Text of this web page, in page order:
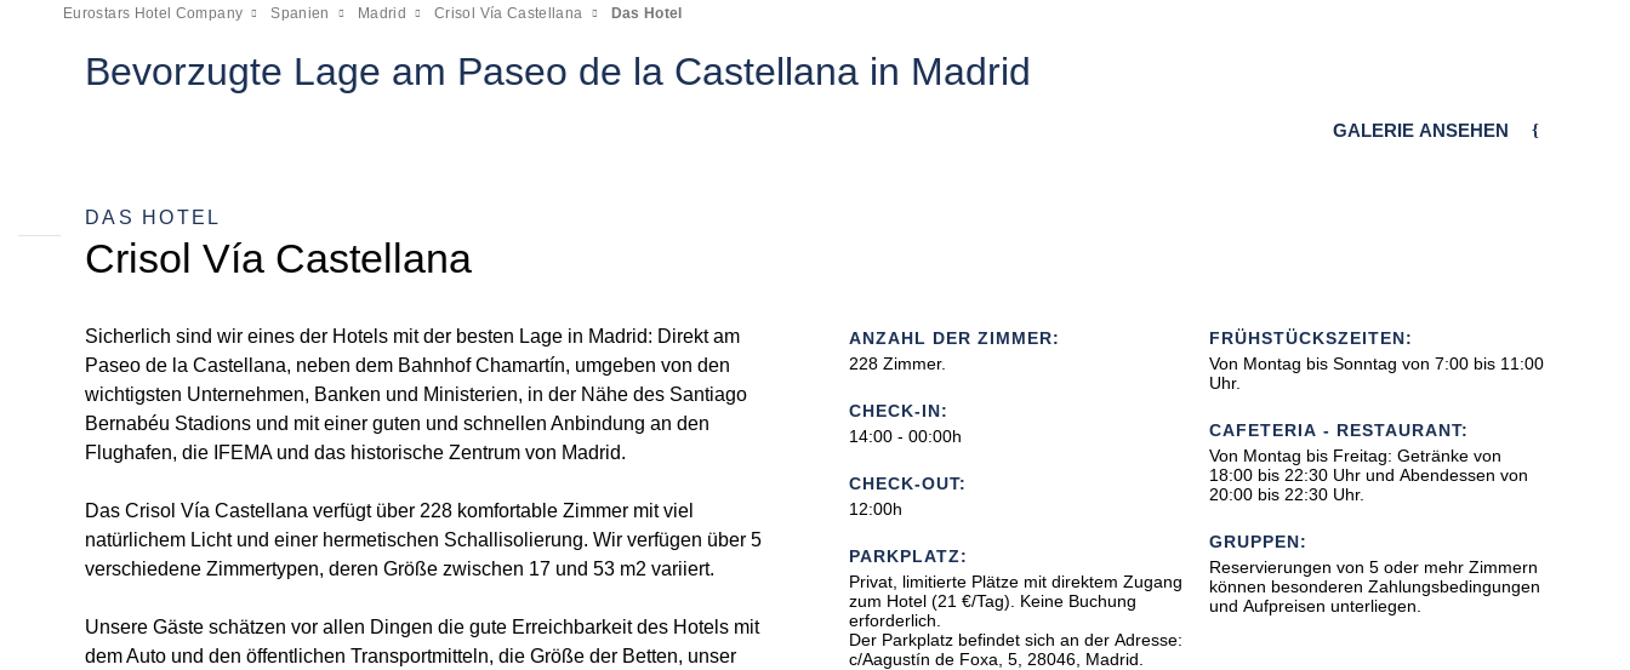
Eurostars Hotel Company Spanien Madrid Crisol Vía Castellana Das Hotel
Bevorzugte Lage am Paseo de la Castellana in Madrid
GALERIE ANSEHEN
DAS HOTEL
Crisol Vía Castellana
Sicherlich sind wir eines der Hotels mit der besten Lage in Madrid: Direkt am
Paseo de la Castellana, neben dem Bahnhof Chamartín, umgeben von den
wichtigsten Unternehmen, Banken und Ministerien, in der Nähe des Santiago
Bernabéu Stadions und mit einer guten und schnellen Anbindung an den
Flughafen, die IFEMA und das historische Zentrum von Madrid.
Das Crisol Vía Castellana verfügt über 228 komfortable Zimmer mit viel
natürlichem Licht und einer hermetischen Schallisolierung. Wir verfügen über 5
verschiedene Zimmertypen, deren Größe zwischen 17 und 53 m2 variiert.
Unsere Gäste schätzen vor allen Dingen die gute Erreichbarkeit des Hotels mit
dem Auto und den öffentlichen Transportmitteln, die Größe der Betten, unser
ANZAHL DER ZIMMER:
228 Zimmer.
CHECK-IN:
14:00 - 00:00h
CHECK-OUT:
12:00h
PARKPLATZ:
Privat, limitierte Plätze mit direktem Zugang
zum Hotel (21 €/Tag). Keine Buchung
erforderlich.
Der Parkplatz befindet sich an der Adresse:
c/Aagustín de Foxa, 5, 28046, Madrid.
FRÜHSTÜCKSZEITEN:
Von Montag bis Sonntag von 7:00 bis 11:00
Uhr.
CAFETERIA - RESTAURANT:
Von Montag bis Freitag: Getränke von
18:00 bis 22:30 Uhr und Abendessen von
20:00 bis 22:30 Uhr.
GRUPPEN:
Reservierungen von 5 oder mehr Zimmern
können besonderen Zahlungsbedingungen
und Aufpreisen unterliegen.